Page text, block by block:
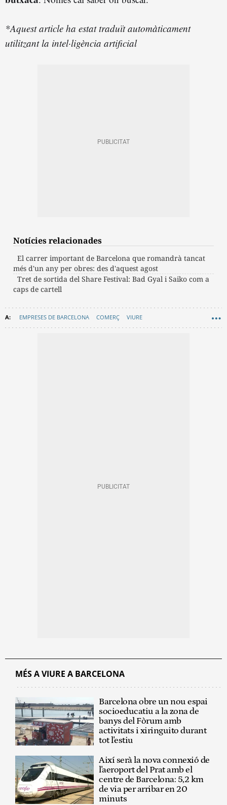
*Aquest article ha estat traduït automàticament
utilitzant la intel·ligència artificial
Notícies relacionades
El carrer important de Barcelona que romandrà tancat
més d'un any per obres: des d'aquest agost
Tret de sortida del Share Festival: Bad Gyal i Saiko com a
caps de cartell
EMPRESES DE BARCELONA COMERÇ VIURE
MÉS A VIURE A BARCELONA
Barcelona obre un nou espai
socioeducatiu a la zona de
banys del Fòrum amb
activitats i xiringuito durant
tot l'estiu
Així serà la nova connexió de
l'aeroport del Prat amb el
centre de Barcelona: 5,2 km
de via per arribar en 20
minuts